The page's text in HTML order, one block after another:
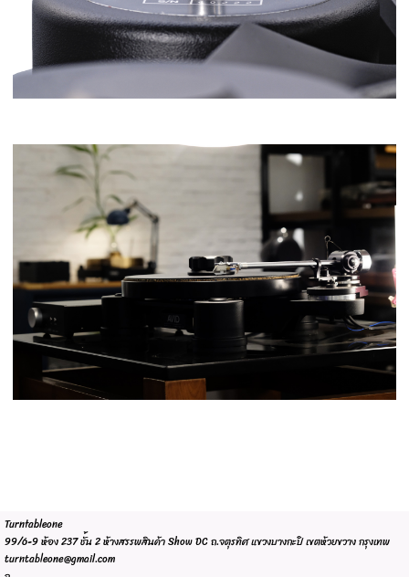
Turntableone
99/6-9 ห้อง 237 ชั้น 2 ห้างสรรพสินค้า Show DC ถ.จตุรทิศ แขวงบางกะปิ เขตห้วยขวาง กรุงเทพ
turntableone@gmail.com